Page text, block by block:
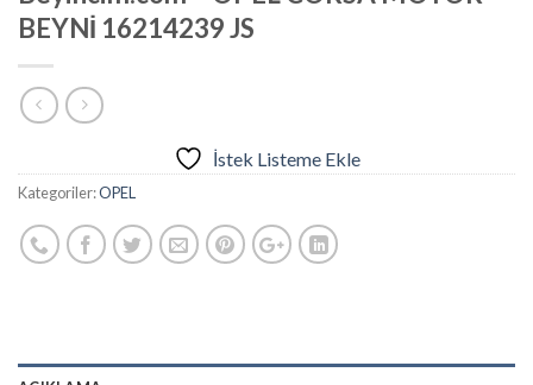
BEYNİ 16214239 JS
İstek Listeme Ekle
Kategoriler:OPEL